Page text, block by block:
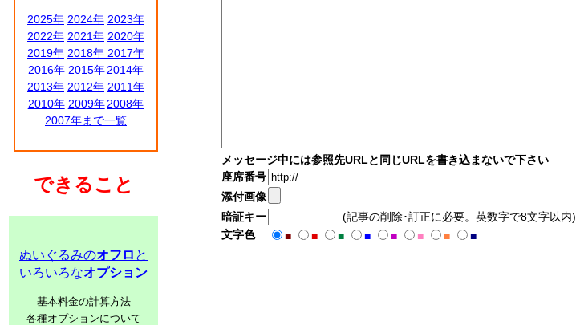
2025年 2024年 2023年
2022年 2021年 2020年
2019年 2018年 2017年
2016年 2015年 2014年
2013年 2012年 2011年
2010年 2009年 2008年
2007年まで一覧
できること
ぬいぐるみのオフロ と
いろいろなオプション
基本料金の計算方法
各種オプションについて
メッセージ中には参照先URLと同じURLを書き込まないで下さい
座席番号
添付画像
暗証キー
(記事の削除･訂正に必要。英数字で8文字以内)
文字色
■ ■ ■ ■ ■ ■ ■ ■